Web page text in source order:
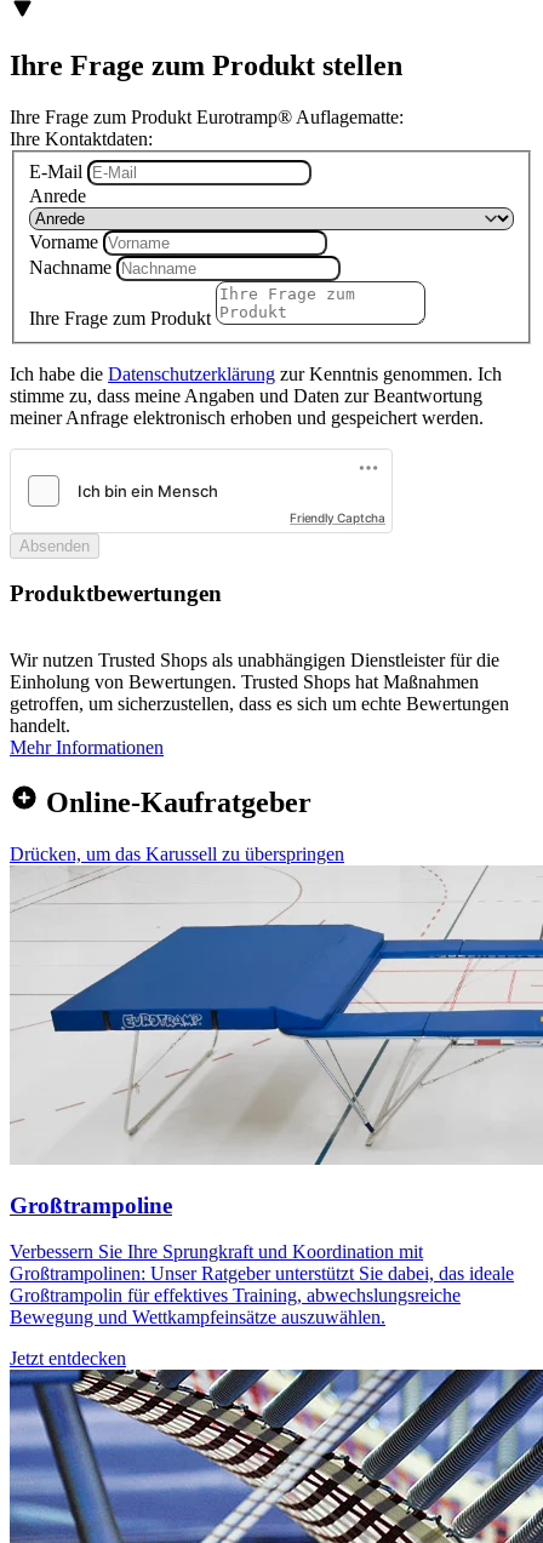
Ihre Frage zum Produkt stellen
Ihre Frage zum Produkt Eurotramp® Auflagematte:
Ihre Kontaktdaten:
E-Mail
Anrede
Vorname
Nachname
Ihre Frage zum Produkt
Ich habe die Datenschutzerklärung zur Kenntnis genommen. Ich
stimme zu, dass meine Angaben und Daten zur Beantwortung
meiner Anfrage elektronisch erhoben und gespeichert werden.
Friendly Captcha
Absenden
Produktbewertungen
Wir nutzen Trusted Shops als unabhängigen Dienstleister für die
Einholung von Bewertungen. Trusted Shops hat Maßnahmen
getroffen, um sicherzustellen, dass es sich um echte Bewertungen
handelt.
Mehr Informationen
Online-Kaufratgeber
Drücken, um das Karussell zu überspringen
Großtrampoline
Verbessern Sie Ihre Sprungkraft und Koordination mit
Großtrampolinen: Unser Ratgeber unterstützt Sie dabei, das ideale
Großtrampolin für effektives Training, abwechslungsreiche
Bewegung und Wettkampfeinsätze auszuwählen.
Jetzt entdecken